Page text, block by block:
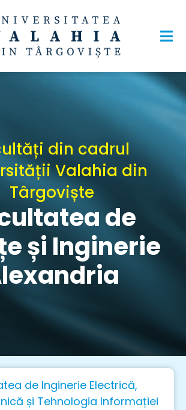
din cadrul
Valahia din
Târgoviște
de
și Inginerie
de Inginerie Electrică,
și Tehnologia Informației